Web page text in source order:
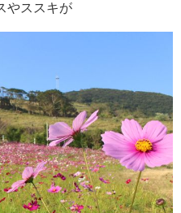
やススキが